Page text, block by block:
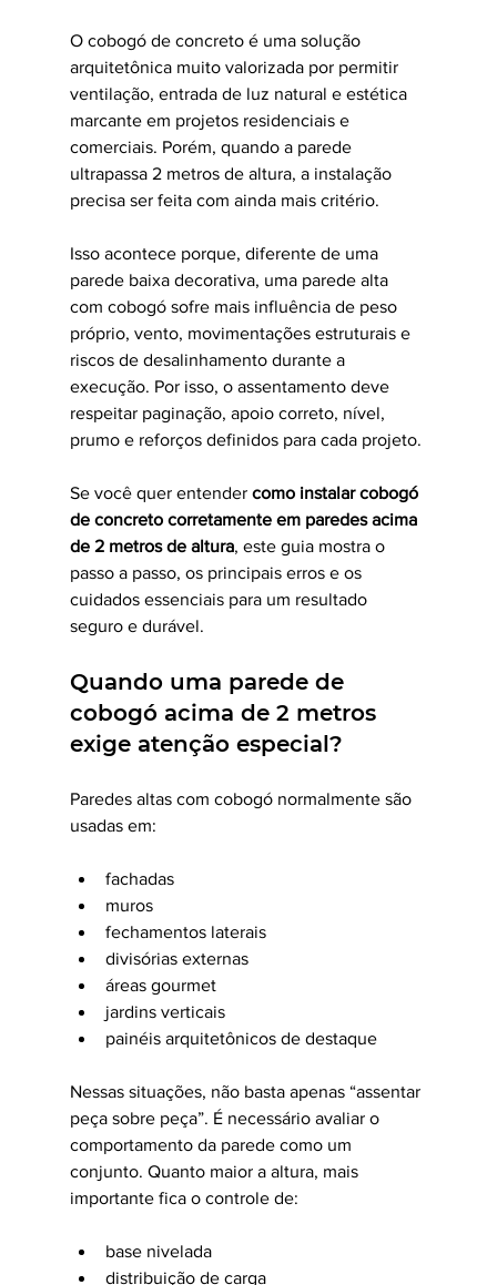
O cobogó de concreto é uma solução
arquitetônica muito valorizada por permitir
ventilação, entrada de luz natural e estética
marcante em projetos residenciais e
comerciais. Porém, quando a parede
ultrapassa 2 metros de altura, a instalação
precisa ser feita com ainda mais critério.
Isso acontece porque, diferente de uma
parede baixa decorativa, uma parede alta
com cobogó sofre mais influência de peso
próprio, vento, movimentações estruturais e
riscos de desalinhamento durante a
execução. Por isso, o assentamento deve
respeitar paginação, apoio correto, nível,
prumo e reforços definidos para cada projeto.
Se você quer entender como instalar cobogó
de concreto corretamente em paredes acima
de 2 metros de altura, este guia mostra o
passo a passo, os principais erros e os
cuidados essenciais para um resultado
seguro e durável.
Quando uma parede de
cobogó acima de 2 metros
exige atenção especial?
Paredes altas com cobogó normalmente são
usadas em:
fachadas
muros
fechamentos laterais
divisórias externas
áreas gourmet
jardins verticais
painéis arquitetônicos de destaque
Nessas situações, não basta apenas “assentar
peça sobre peça”. É necessário avaliar o
comportamento da parede como um
conjunto. Quanto maior a altura, mais
importante fica o controle de:
base nivelada
distribuição de carga